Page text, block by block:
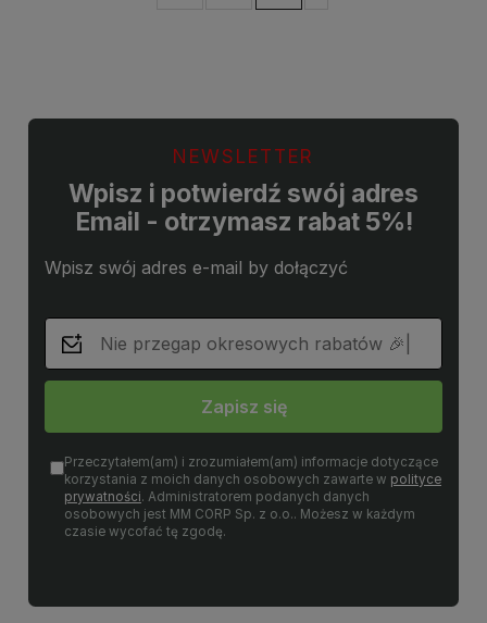
NEWSLETTER
Wpisz i potwierdź swój adres
Email - otrzymasz rabat 5%!
Wpisz swój adres e-mail by dołączyć
Zapisz się
Przeczytałem(am) i zrozumiałem(am) informacje dotyczące
korzystania z moich danych osobowych zawarte w polityce
prywatności. Administratorem podanych danych
osobowych jest MM CORP Sp. z o.o.. Możesz w każdym
czasie wycofać tę zgodę.